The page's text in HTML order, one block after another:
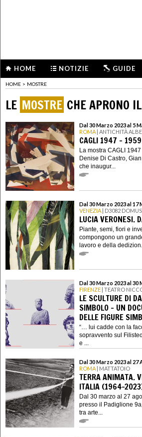
HOME NOTIZIE GUIDE
HOME > MOSTRE
LE MOSTRE CHE APRONO
Dal 30 Marzo 2023 al 5
ROMA | ANTICHITÀ
CAGLI 1947 – 1959
La mostra CAGLI
Denise Di Castro,
che inaugur...
Dal 30 Marzo 2023 al 17
VENEZIA | D3082
LUCIA VERONESI.
Piante, semi, fiori e
compongono un
lavoro e della dedizion...
Dal 30 Marzo 2023 al 30
FIRENZE | TEATRO
LE SCULTURE DI
SIMBOLO - UN
DELLE FIGURE
“… lui cadde con la
sopravvento sul
e ...
Dal 30 Marzo 2023 al 27
ROMA | MATTATOIO
TERRA ANIMATA.
ITALIA (1964-
Dal 30 marzo al 27
presso il Padiglione
tra arte...